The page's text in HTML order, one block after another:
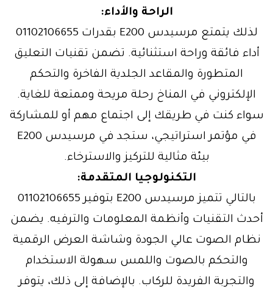
الراحة والأداء:
لذلك يتمتع مرسيدس E200 بقدرات 01102106655
أداء فائقة وراحة استثنائية. تضمن تقنيات التعليق
المتطورة والمقاعد الجلدية الفاخرة والتحكم
الإلكتروني في المناخ رحلة مريحة وممتعة للغاية.
سواء كنت في طريقك إلى اجتماع مهم أو للمشاركة
في مؤتمر استراتيجي، ستجد في مرسيدس E200
بيئة مثالية للتركيز والاسترخاء.
التكنولوجيا المتقدمة:
بالتالي تتميز مرسيدس E200 بتوفير 01102106655
أحدث التقنيات وأنظمة المعلومات والترفيه. يضمن
نظام الصوت عالي الجودة وشاشة العرض الرقمية
والتحكم بالصوت واللمس سهولة الاستخدام
والتجربة الفريدة للركاب. بالإضافة إلى ذلك، يتوفر